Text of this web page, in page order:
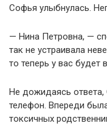
Софья улыбнулась.
— Нина Петровна, —
так не устраивала
то теперь у вас будет
Не дожидаясь
телефон. Впереди
токсичных